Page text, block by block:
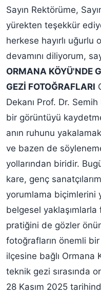
Sayın Rektörüme,
yürekten teşekkür
herkese hayırlı uğurlu
devamını diliyorum,
ORMANA KÖYÜ'NDE
GEZİ FOTOĞRAFLARI
Dekanı Prof. Dr.
bir görüntüyü
anın ruhunu
ve bazen de
yollarından biridir.
kare, genç
yorumlama biçimlerini
belgesel
pratiğini de gözler
fotoğrafların önemli
ilçesine bağlı Ormana
teknik gezi sırasında
28 Kasım 2025